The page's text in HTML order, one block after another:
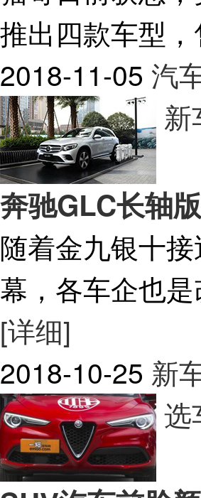
推出四款车型
2018-11-05 汽
新
奔驰GLC长轴
随着金九银十
幕，各车企也
[详细]
2018-10-25 新
选